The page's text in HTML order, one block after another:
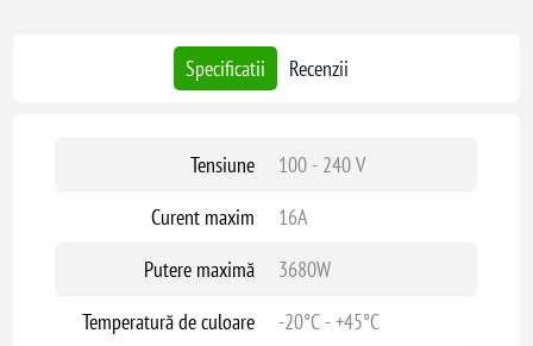
Tensiune: 100 - 240 V
Temperatură de funcționare: -20 ~ 45°C
Conectivitate: Wi-Fi 802.11 b/g/n 2.4 GHz
Greutate: 130g
Cu Gosund SP211, puteți controla de la distanță dispozitivele conectate,
Specificatii Recenzii
Tensiune
100 - 240 V
Curent maxim
16A
Putere maximă
3680W
Temperatură de culoare
-20°C - +45°C